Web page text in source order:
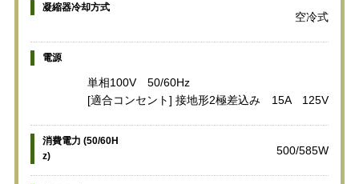
凝縮器冷却方式
空冷式
電源
単相100V 50/60Hz
[適合コンセント] 接地形2極差込み 15A 125V
消費電力 (50/60H
z)
500/585W